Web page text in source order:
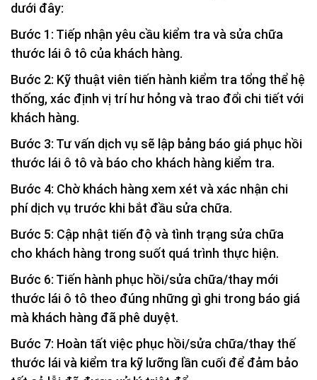
dưới đây:
Bước 1: Tiếp nhận yêu cầu kiểm tra và sửa chữa
thước lái ô tô của khách hàng.
Bước 2: Kỹ thuật viên tiến hành kiểm tra tổng thể hệ
thống, xác định vị trí hư hỏng và trao đổi chi tiết với
khách hàng.
Bước 3: Tư vấn dịch vụ sẽ lập bảng báo giá phục hồi
thước lái ô tô và báo cho khách hàng kiểm tra.
Bước 4: Chờ khách hàng xem xét và xác nhận chi
phí dịch vụ trước khi bắt đầu sửa chữa.
Bước 5: Cập nhật tiến độ và tình trạng sửa chữa
cho khách hàng trong suốt quá trình thực hiện.
Bước 6: Tiến hành phục hồi/sửa chữa/thay mới
thước lái ô tô theo đúng những gì ghi trong báo giá
mà khách hàng đã phê duyệt.
Bước 7: Hoàn tất việc phục hồi/sửa chữa/thay thế
thước lái và kiểm tra kỹ lưỡng lần cuối để đảm bảo